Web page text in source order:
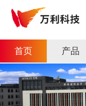
首页 产品